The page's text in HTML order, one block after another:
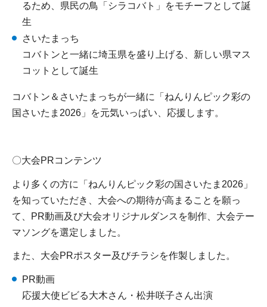
るため、県民の鳥「シラコバト」をモチーフとして誕
生
さいたまっち
コバトンと一緒に埼玉県を盛り上げる、新しい県マス
コットとして誕生
コバトン＆さいたまっちが一緒に「ねんりんピック彩の
国さいたま2026」を元気いっぱい、応援します。
〇大会PRコンテンツ
より多くの方に「ねんりんピック彩の国さいたま2026」
を知っていただき、大会への期待が高まることを願っ
て、PR動画及び大会オリジナルダンスを制作、大会テー
マソングを選定しました。
また、大会PRポスター及びチラシを作製しました。
PR動画
応援大使ビビる大木さん・松井咲子さん出演